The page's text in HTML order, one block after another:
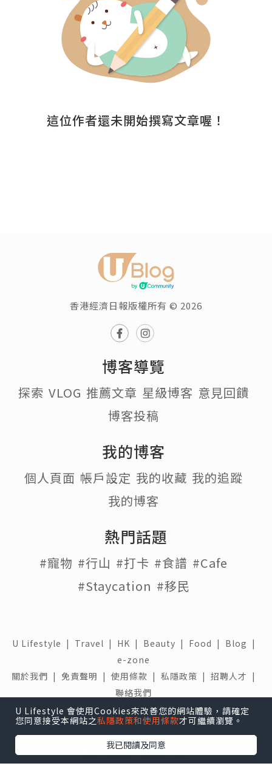
這位作者還未開始撰寫文章喔！
香港經濟日報版權所有 © 2026
博客導覽
探索 VLOG 推薦文章 星級博客 意見回饋
博客投稿
我的博客
個人頁面 帳戶設定 我的收藏 我的追蹤
我的博客
熱門話題
#寵物 #行山 #打卡 #食譜 #Cafe
#Staycation #移民
U Lifestyle | Travel | HK | Beauty | Food | Blog |
e-zone
關於我們 | 免責聲明 | 使用條款 | 私隱政策 | 招聘人才 |
聯絡我們
下載 U Lifestyle應用程式
U Lifestyle 會使用Cookies來改善您的網站體驗，請確定
您同意接受本網站之私隱政策和使用條款才可繼續瀏覽。
我已閱讀及同意